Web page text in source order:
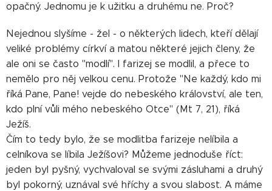
opačný. Jednomu je k užitku a druhému ne. Proč?
Nejednou slyšíme - žel - o některých lidech, kteří dělají
veliké problémy církví a matou některé jejich členy, že
ale oni se často "modlí". I farizej se modlil, a přece to
nemělo pro něj velkou cenu. Protože "Ne každý, kdo mi
říká Pane, Pane! vejde do nebeského království, ale ten,
kdo plní vůli mého nebeského Otce" (Mt 7, 21), říká
Ježíš.
Čím to tedy bylo, že se modlitba farizeje nelíbila a
celníkova se líbila Ježíšovi? Můžeme jednoduše říct:
jeden byl pyšný, vychvaloval se svými zásluhami a druhý
byl pokorný, uznával své hříchy a svou slabost. A máme